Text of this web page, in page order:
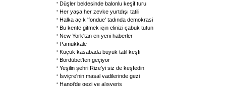
Düşler beldesinde balonlu keşif turu
Her yaşa her zevke yurtdışı tatili
Halka açık 'fondue' tadında demokrasi
Bu kente gitmek için elinizi çabuk tutun
New York'tan en yeni haberler
Pamukkale
Küçük kasabada büyük tatil keşfi
Bördübet'ten geçiyor
Yeşilin şehri Rize'yi siz de keşfedin
İsviçre'nin masal vadilerinde gezi
Hanoi'de gezi ve alışveriş